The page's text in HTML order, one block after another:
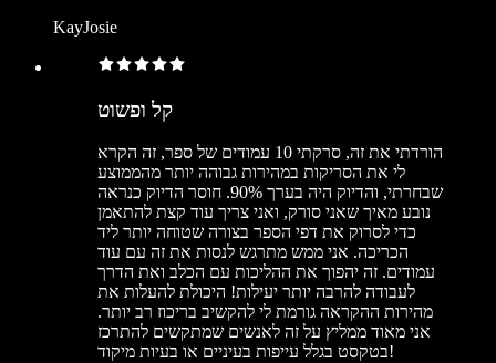
KayJosie
קל ופשוט
הורדתי את זה, סרקתי 10 עמודים של ספר, זה הקרא
לי את הסריקות במהירות גבוהה יותר מהממוצע
שבחרתי, והדיוק היה בערך 90%. חוסר הדיוק כנראה
נובע מאיך שאני סורק, ואני צריך עוד קצת להתאמן
כדי לסרוק את דפי הספר בצורה שטוחה יותר ליד
הכריכה. אני ממש מתרגש לנסות את זה עם עוד
עמודים. זה יהפוך את ההליכות עם הכלב ואת הדרך
לעבודה להרבה יותר יעילות! היכולת להעלות את
מהירות ההקראה גורמת לי להקשיב בריכוז רב יותר.
אני מאוד ממליץ על זה לאנשים שמתקשים להתרכז
בטקסט בגלל עייפות בעיניים או בעיות מיקוד!